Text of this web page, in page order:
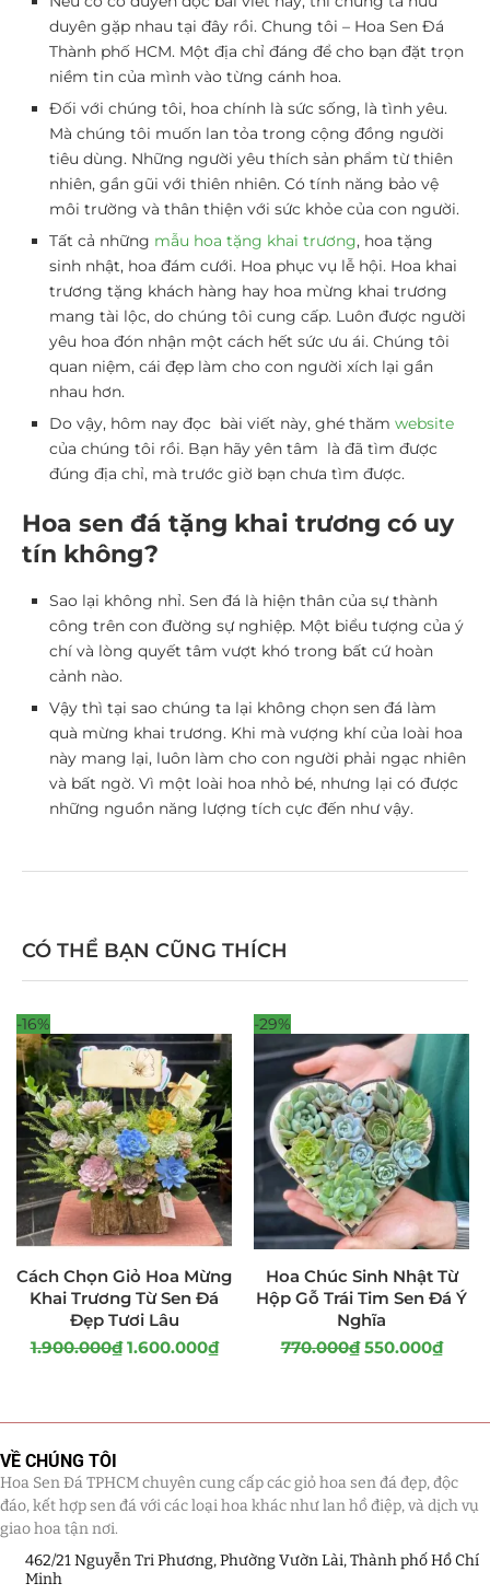
duyên gặp nhau tại đây rồi. Chung tôi – Hoa Sen Đá
Thành phố HCM. Một địa chỉ đáng để cho bạn đặt trọn
niềm tin của mình vào từng cánh hoa.
Đối với chúng tôi, hoa chính là sức sống, là tình yêu.
Mà chúng tôi muốn lan tỏa trong cộng đồng người
tiêu dùng. Những người yêu thích sản phẩm từ thiên
nhiên, gần gũi với thiên nhiên. Có tính năng bảo vệ
môi trường và thân thiện với sức khỏe của con người.
Tất cả những mẫu hoa tặng khai trương, hoa tặng
sinh nhật, hoa đám cưới. Hoa phục vụ lễ hội. Hoa khai
trương tặng khách hàng hay hoa mừng khai trương
mang tài lộc, do chúng tôi cung cấp. Luôn được người
yêu hoa đón nhận một cách hết sức ưu ái. Chúng tôi
quan niệm, cái đẹp làm cho con người xích lại gần
nhau hơn.
Do vậy, hôm nay đọc bài viết này, ghé thăm website
của chúng tôi rồi. Bạn hãy yên tâm là đã tìm được
đúng địa chỉ, mà trước giờ bạn chưa tìm được.
Hoa sen đá tặng khai trương có uy
tín không?
Sao lại không nhỉ. Sen đá là hiện thân của sự thành
công trên con đường sự nghiệp. Một biểu tượng của ý
chí và lòng quyết tâm vượt khó trong bất cứ hoàn
cảnh nào.
Vậy thì tại sao chúng ta lại không chọn sen đá làm
quà mừng khai trương. Khi mà vượng khí của loài hoa
này mang lại, luôn làm cho con người phải ngạc nhiên
và bất ngờ. Vì một loài hoa nhỏ bé, nhưng lại có được
những nguồn năng lượng tích cực đến như vậy.
CÓ THỂ BẠN CŨNG THÍCH
-16%
Cách Chọn Giỏ Hoa Mừng
Khai Trương Từ Sen Đá
Đẹp Tươi Lâu
1.900.000₫ 1.600.000₫
-29%
Hoa Chúc Sinh Nhật Từ
Hộp Gỗ Trái Tim Sen Đá Ý
Nghĩa
770.000₫ 550.000₫
VỀ CHÚNG TÔI
Hoa Sen Đá TPHCM chuyên cung cấp các giỏ hoa sen đá đẹp, độc
đáo, kết hợp sen đá với các loại hoa khác như lan hồ điệp, và dịch vụ
giao hoa tận nơi.
462/21 Nguyễn Tri Phương, Phường Vườn Lài, Thành phố Hồ Chí
Minh